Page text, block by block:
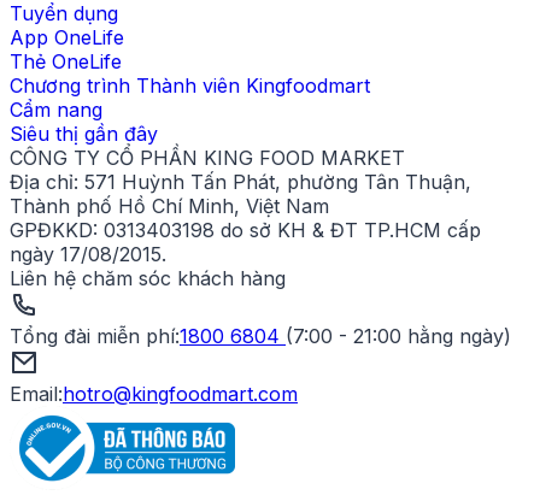
Tuyển dụng
App OneLife
Thẻ OneLife
Chương trình Thành viên Kingfoodmart
Cẩm nang
Siêu thị gần đây
CÔNG TY CỔ PHẦN KING FOOD MARKET
Địa chỉ: 571 Huỳnh Tấn Phát, phường Tân Thuận,
Thành phố Hồ Chí Minh, Việt Nam
GPĐKKD: 0313403198 do sở KH & ĐT TP.HCM cấp
ngày 17/08/2015.
Liên hệ chăm sóc khách hàng
Tổng đài miễn phí:1800 6804 (7:00 - 21:00 hằng ngày)
Email:hotro@kingfoodmart.com